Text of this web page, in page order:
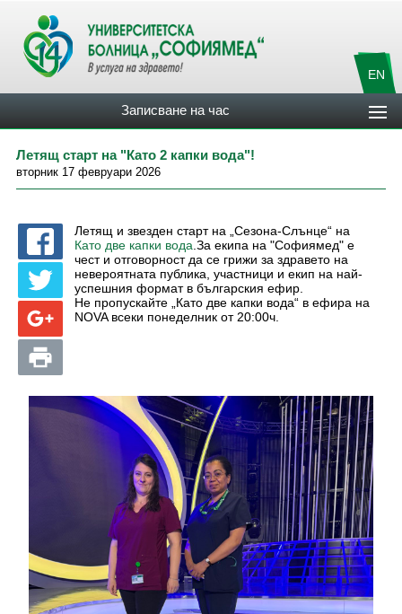
EN
Записване на час
Летящ старт на "Като 2 капки вода"!
вторник 17 февруари 2026
Летящ и звезден старт на „Сезона-Слънце“ на
Като две капки вода .За екипа на "Софиямед" е
чест и отговорност да се грижи за здравето на
невероятната публика, участници и екип на най-
успешния формат в българския ефир.
Не пропускайте „Като две капки вода“ в ефира на
NOVA всеки понеделник от 20:00ч.